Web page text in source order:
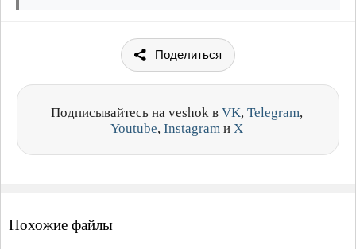
Поделиться
Подписывайтесь на veshok в VK, Telegram,
Youtube, Instagram и X
Похожие файлы